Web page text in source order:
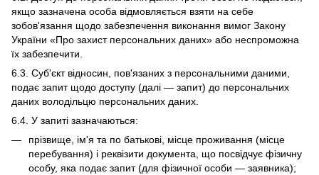
якщо зазначена особа відмовляється взяти на себе
зобов'язання щодо забезпечення виконання вимог Закону
України «Про захист персональних даних» або неспроможна
їх забезпечити.
6.3. Суб'єкт відносин, пов'язаних з персональними даними,
подає запит щодо доступу (далі — запит) до персональних
даних володільцю персональних даних.
6.4. У запиті зазначаються:
прізвище, ім'я та по батькові, місце проживання (місце
перебування) і реквізити документа, що посвідчує фізичну
особу, яка подає запит (для фізичної особи — заявника);